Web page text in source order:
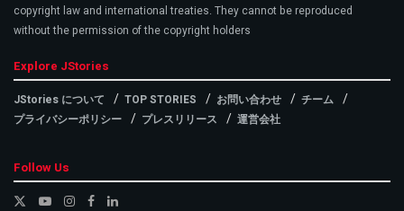
copyright law and international treaties. They cannot be reproduced
without the permission of the copyright holders
Explore JStories
JStories について TOP STORIES お問い合わせ
チーム
プライバシーポリシー
プレスリリース 運営会社
Follow Us